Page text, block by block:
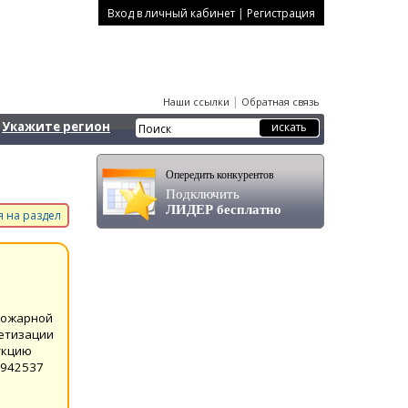
Вход в личный кабинет | Регистрация
Наши ссылки | Обратная связь
Укажите регион
на раздел
Опередить конкурентов
Подключить
ЛИДЕР бесплатно